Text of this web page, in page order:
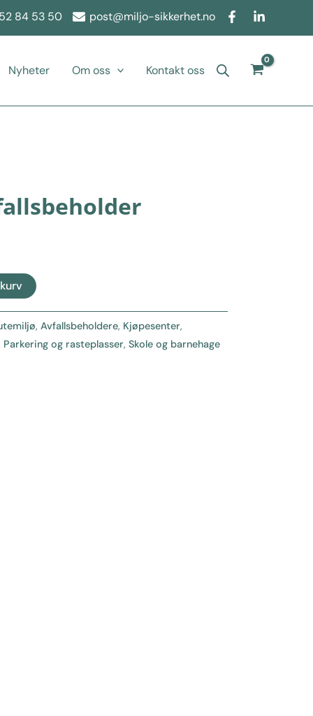
52 84 53 50 post@miljo-sikkerhet.no
Nyheter Om oss Kontakt oss
, Avfallsbeholdere, Kjøpesenter,
Parkering og rasteplasser, Skole og barnehage